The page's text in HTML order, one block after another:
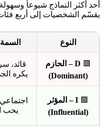
يقسّم الشخصيات إلى أربع
النوع
🟥
D – الحازم
(Dominant)
قائد،
يكره
🟩
I – المؤثر
(Influential)
يحب